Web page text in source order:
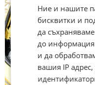
Ние и нашите
бисквитки и
да
до информация
и да
вашия IP